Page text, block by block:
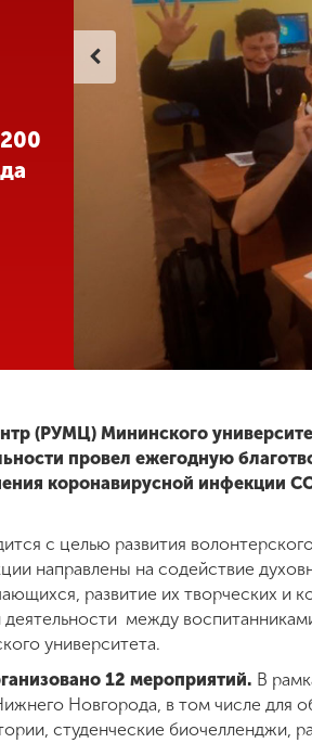
(РУМЦ) Мининского
провел ежегодную
коронавирусной инфекции
с целью развития
направлены на содействие
развитие их творческих и
между
университета.
12 мероприятий. В
Новгорода, в том числе
студенческие биочелленджи,